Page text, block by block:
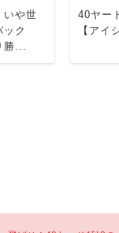
いや世
ク
...
40ヤー
【アイ